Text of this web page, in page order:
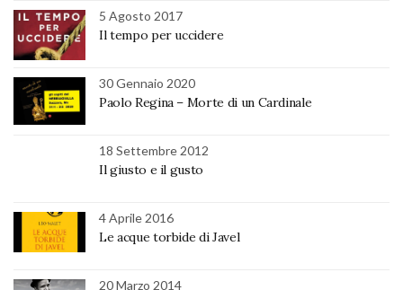
5 Agosto 2017
Il tempo per uccidere
30 Gennaio 2020
Paolo Regina – Morte di un Cardinale
18 Settembre 2012
Il giusto e il gusto
4 Aprile 2016
Le acque torbide di Javel
20 Marzo 2014